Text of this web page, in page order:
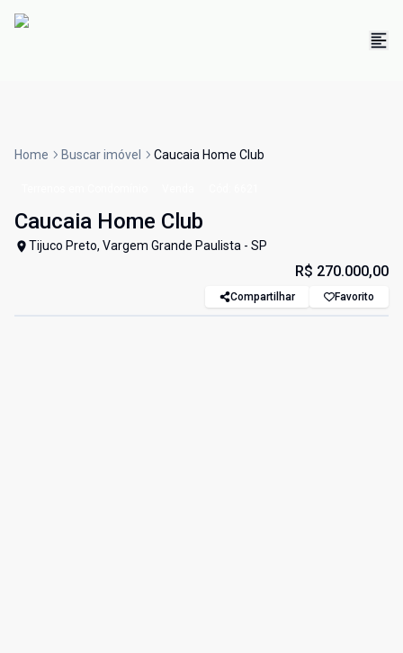
Home Buscar imóvel Caucaia Home Club
Caucaia Home Club
Tijuco Preto, Vargem Grande Paulista - SP
R$ 270.000,00
Compartilhar Favorito